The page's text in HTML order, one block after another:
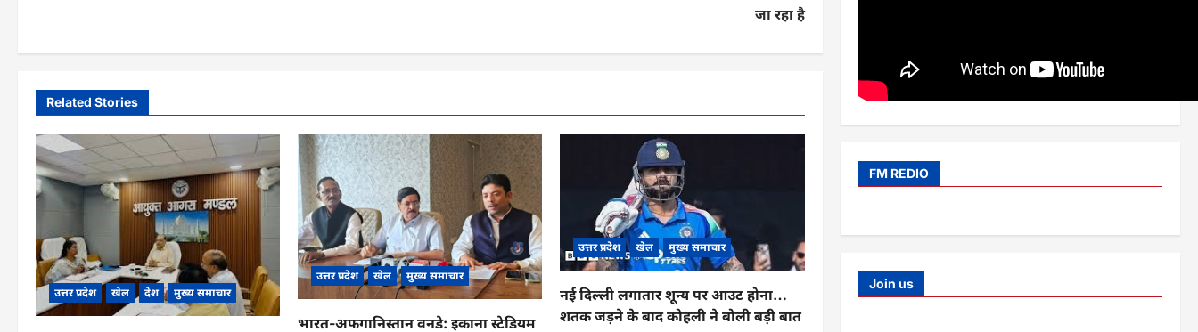
v
i
g
a
t
i
जा रहा है
Related Stories
उत्तर प्रदेश खेल देश मुख्य समाचार
उत्तर प्रदेश खेल मुख्य समाचार
भारत-अफगानिस्तान वनडे: इकाना स्टेडियम
उत्तर प्रदेश खेल मुख्य समाचार
नई दिल्ली लगातार शून्य पर आउट होना…
शतक जड़ने के बाद कोहली ने बोली बड़ी बात
FM REDIO
Join us